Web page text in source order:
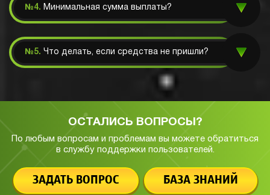
№4. Минимальная сумма выплаты?
№5. Что делать, если средства не пришли?
ОСТАЛИСЬ ВОПРОСЫ?
По любым вопросам и проблемам вы можете обратиться
в службу поддержки пользователей.
ЗАДАТЬ ВОПРОС БАЗА ЗНАНИЙ